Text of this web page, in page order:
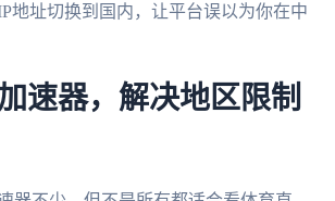
地址切换到国内，让平台误以为你在中
速器，解决地区限制